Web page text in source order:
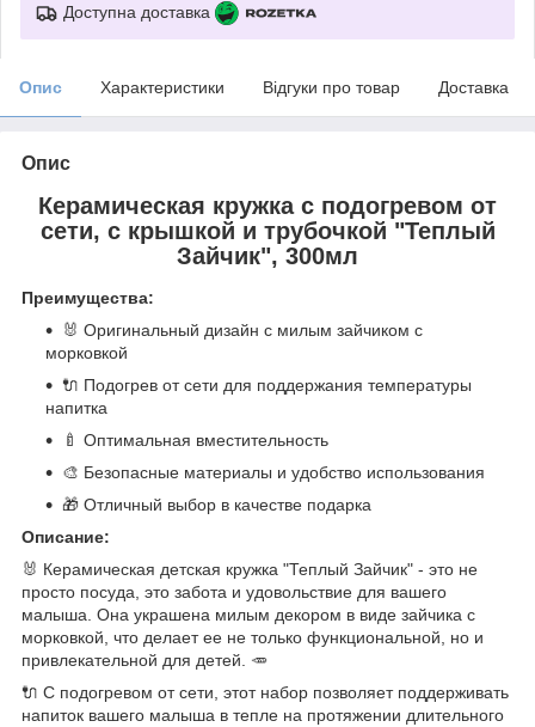
Доступна доставка
Опис Характеристики Відгуки про товар Доставка
Опис
Керамическая кружка с подогревом от
сети, с крышкой и трубочкой "Теплый
Зайчик", 300мл
Преимущества:
🐰 Оригинальный дизайн с милым зайчиком с
морковкой
🔌 Подогрев от сети для поддержания температуры
напитка
🍼 Оптимальная вместительность
🎨 Безопасные материалы и удобство использования
🎁 Отличный выбор в качестве подарка
Описание:
🐰 Керамическая детская кружка "Теплый Зайчик" - это не
просто посуда, это забота и удовольствие для вашего
малыша. Она украшена милым декором в виде зайчика с
морковкой, что делает ее не только функциональной, но и
привлекательной для детей. 🥕
🔌 С подогревом от сети, этот набор позволяет поддерживать
напиток вашего малыша в тепле на протяжении длительного